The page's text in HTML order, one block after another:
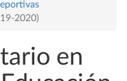
2020)
en